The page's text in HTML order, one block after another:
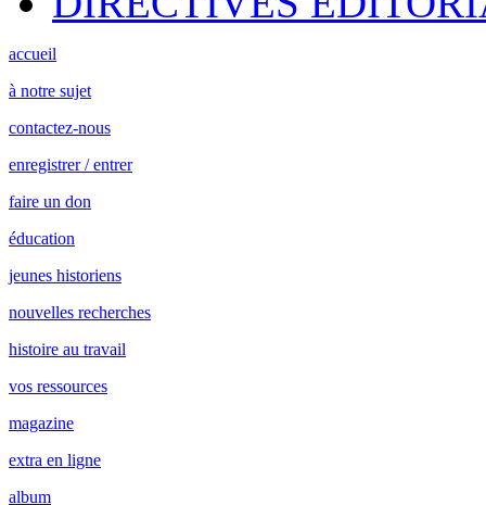
accueil
à notre sujet
contactez-nous
enregistrer / entrer
faire un don
éducation
jeunes historiens
nouvelles recherches
histoire au travail
vos ressources
magazine
extra en ligne
album